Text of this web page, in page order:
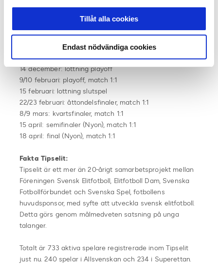
Tillåt alla cookies
Endast nödvändiga cookies
25 november: Elfsborg – FK Rad (Domestic Champions
Path, andra rundan, match 2:2)
8 december: Real Madrid – Malmö
14 december: lottning playoff
9/10 februari: playoff, match 1:1
15 februari: lottning slutspel
22/23 februari: åttondelsfinaler, match 1:1
8/9 mars: kvartsfinaler, match 1:1
15 april: semifinaler (Nyon), match 1:1
18 april: final (Nyon), match 1:1
Fakta Tipselit:
Tipselit är ett mer än 20-årigt samarbetsprojekt mellan
Föreningen Svensk Elitfotboll, Elitfotboll Dam, Svenska
Fotbollförbundet och Svenska Spel, fotbollens
huvudsponsor, med syfte att utveckla svensk elitfotboll.
Detta görs genom målmedveten satsning på unga
talanger.
Totalt är 733 aktiva spelare registrerade inom Tipselit
just nu. 240 spelar i Allsvenskan och 234 i Superettan.